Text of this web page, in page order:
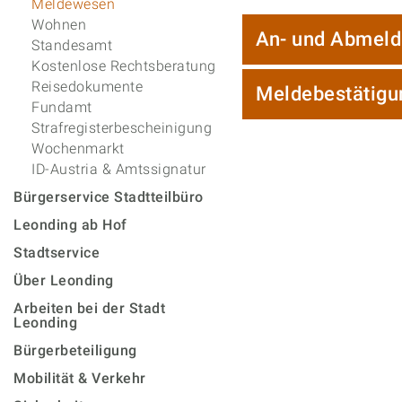
Meldewesen
Wohnen
Standesamt
Kostenlose Rechtsberatung
Reisedokumente
Fundamt
Strafregisterbescheinigung
Wochenmarkt
ID-Austria & Amtssignatur
Bürgerservice Stadtteilbüro
Leonding ab Hof
Stadtservice
Über Leonding
Arbeiten bei der Stadt
Leonding
Bürgerbeteiligung
Mobilität & Verkehr
An- und